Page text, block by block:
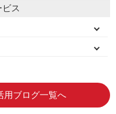
ス
用ブログ一覧へ